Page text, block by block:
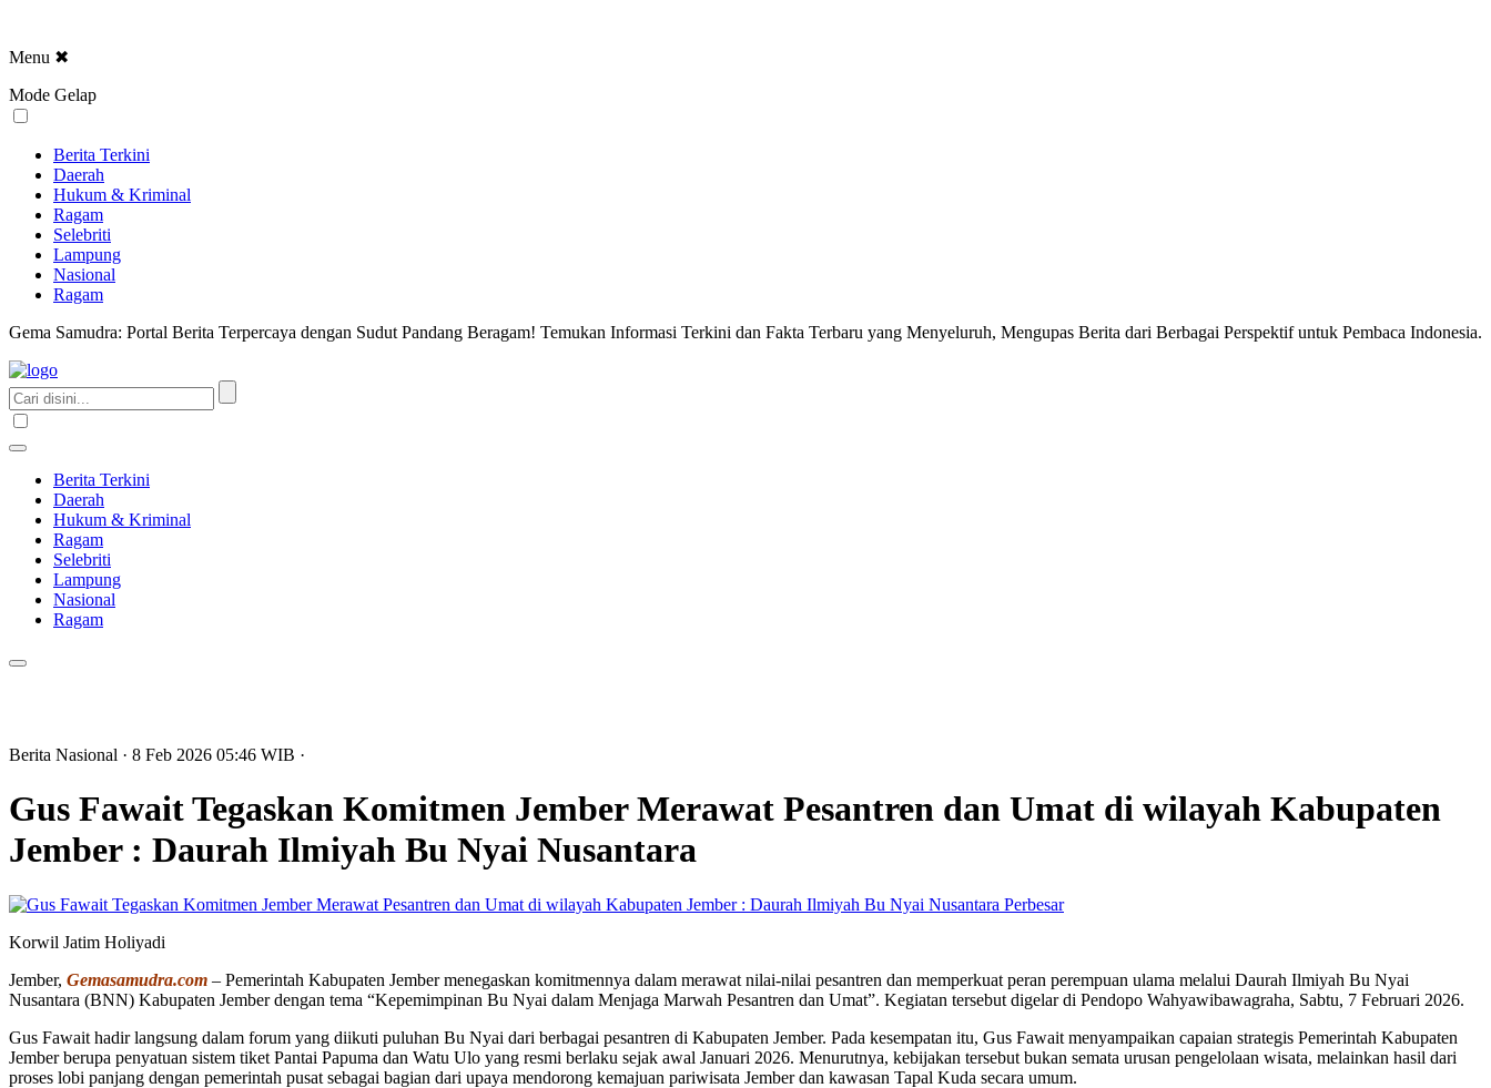
Menu ✖
Mode Gelap
Berita Terkini
Daerah
Hukum & Kriminal
Ragam
Selebriti
Lampung
Nasional
Ragam
Gema Samudra: Portal Berita Terpercaya dengan Sudut Pandang Beragam! Temukan Informasi Terkini dan Fakta Terbaru yang Menyeluruh, Mengupas Berita dari Berbagai Perspektif untuk Pembaca Indonesia.
Berita Terkini
Daerah
Hukum & Kriminal
Ragam
Selebriti
Lampung
Nasional
Ragam
Berita Nasional · 8 Feb 2026 05:46 WIB ·
Gus Fawait Tegaskan Komitmen Jember Merawat Pesantren dan Umat di wilayah Kabupaten
Jember : Daurah Ilmiyah Bu Nyai Nusantara
Perbesar
Korwil Jatim Holiyadi
Jember, Gemasamudra.com – Pemerintah Kabupaten Jember menegaskan komitmennya dalam merawat nilai-nilai pesantren dan memperkuat peran perempuan ulama melalui Daurah Ilmiyah Bu Nyai
Nusantara (BNN) Kabupaten Jember dengan tema “Kepemimpinan Bu Nyai dalam Menjaga Marwah Pesantren dan Umat”. Kegiatan tersebut digelar di Pendopo Wahyawibawagraha, Sabtu, 7 Februari 2026.
Gus Fawait hadir langsung dalam forum yang diikuti puluhan Bu Nyai dari berbagai pesantren di Kabupaten Jember. Pada kesempatan itu, Gus Fawait menyampaikan capaian strategis Pemerintah Kabupaten
Jember berupa penyatuan sistem tiket Pantai Papuma dan Watu Ulo yang resmi berlaku sejak awal Januari 2026. Menurutnya, kebijakan tersebut bukan semata urusan pengelolaan wisata, melainkan hasil dari
proses lobi panjang dengan pemerintah pusat sebagai bagian dari upaya mendorong kemajuan pariwisata Jember dan kawasan Tapal Kuda secara umum.